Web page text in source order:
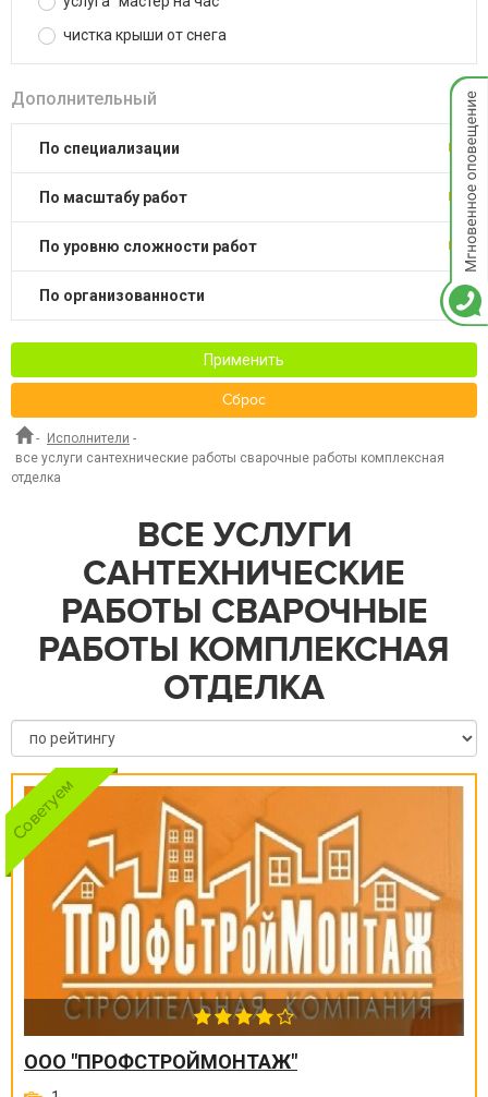
чистка крыши от снега
Дополнительный
по специализации
по масштабу работ
по уровню сложности работ
по организованности
Применить
Сброс
- Исполнители -
все услуги сантехнические работы сварочные работы комплексная
отделка
ВСЕ УСЛУГИ
САНТЕХНИЧЕСКИЕ
РАБОТЫ СВАРОЧНЫЕ
РАБОТЫ КОМПЛЕКСНАЯ
ОТДЕЛКА
ООО "ПРОФСТРОЙМОНТАЖ"